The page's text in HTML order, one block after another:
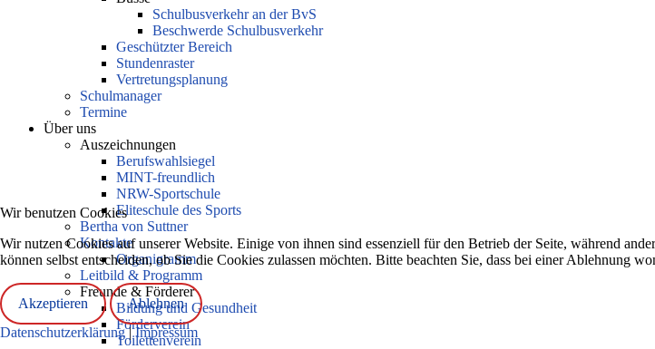
Schulbusverkehr an der BvS
Beschwerde Schulbusverkehr
Geschützter Bereich
Stundenraster
Vertretungsplanung
Schulmanager
Termine
Über uns
Auszeichnungen
Berufswahlsiegel
MINT-freundlich
NRW-Sportschule
Eliteschule des Sports
Bertha von Suttner
Kontakte
Organigramm
Leitbild & Programm
Freunde & Förderer
Bildung und Gesundheit
Förderverein
Toilettenverein
Wir benutzen Cookies
Wir nutzen Cookies auf unserer Website. Einige von ihnen sind essenziell für den Betrieb der Seite, während
können selbst entscheiden, ob Sie die Cookies zulassen möchten. Bitte beachten Sie, dass bei einer Ablehnung
Akzeptieren
Ablehnen
Datenschutzerklärung|Impressum